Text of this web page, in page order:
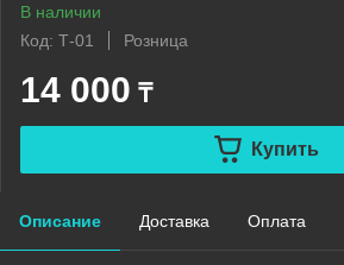
В наличии
Код: Т-01
Розница
14 000 ₸
Купить
Описание Доставка Оплата